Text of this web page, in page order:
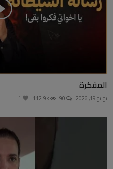
المفكرة
يونيو 19, 2026